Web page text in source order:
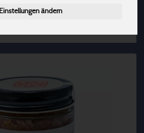
Einstellungen ändern
Ernährung